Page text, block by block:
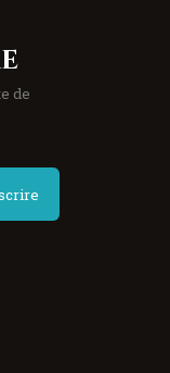
de